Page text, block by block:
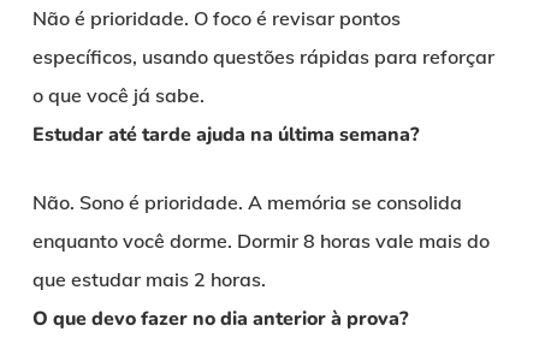
Não é prioridade. O foco é revisar pontos
específicos, usando questões rápidas para reforçar
o que você já sabe.
Estudar até tarde ajuda na última semana?
Não. Sono é prioridade. A memória se consolida
enquanto você dorme. Dormir 8 horas vale mais do
que estudar mais 2 horas.
O que devo fazer no dia anterior à prova?